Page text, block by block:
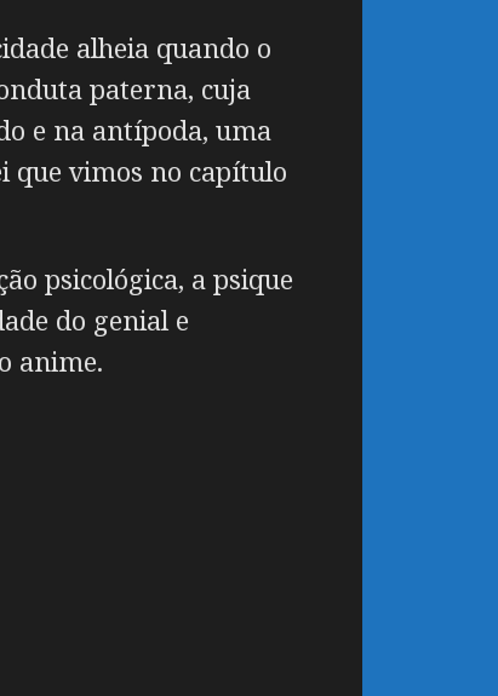
alheia quando o
paterna, cuja
e na antípoda, uma
que vimos no capítulo
psicológica, a psique
do genial e
anime.